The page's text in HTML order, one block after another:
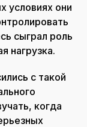
условиях они
сыграл роль
нагрузка.
с такой
когда